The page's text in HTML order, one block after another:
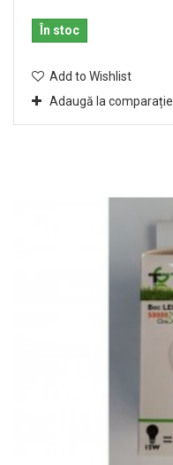
În stoc
Add to Wishlist
Adaugă la comparație